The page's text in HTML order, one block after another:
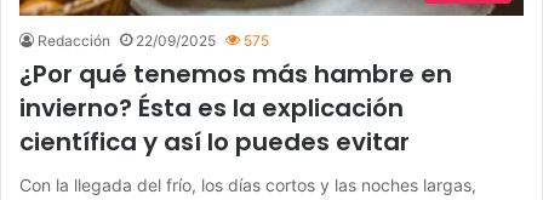
Redacción 22/09/2025 575
¿Por qué tenemos más hambre en
invierno? Ésta es la explicación
científica y así lo puedes evitar
Con la llegada del frío, los días cortos y las noches largas,